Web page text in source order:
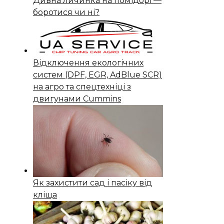
боротися чи ні?
Відключення екологічних
систем (DPF, EGR, AdBlue SCR)
на агро та спецтехніці з
двигунами Cummins
Як захистити сад і пасіку від
кліща